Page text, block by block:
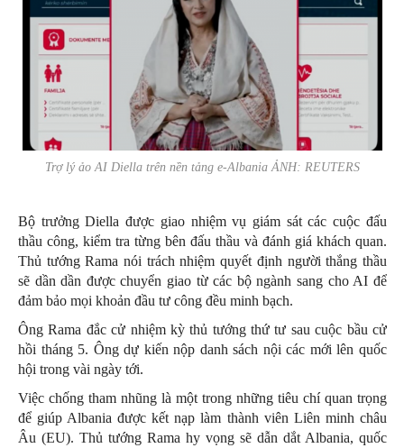
Trợ lý ảo AI Diella trên nền tảng e-Albania ẢNH: REUTERS
Bộ trưởng Diella được giao nhiệm vụ giám sát các cuộc đấu
thầu công, kiểm tra từng bên đấu thầu và đánh giá khách quan.
Thủ tướng Rama nói trách nhiệm quyết định người thắng thầu
sẽ dần dần được chuyển giao từ các bộ ngành sang cho AI để
đảm bảo mọi khoản đầu tư công đều minh bạch.
Ông Rama đắc cử nhiệm kỳ thủ tướng thứ tư sau cuộc bầu cử
hồi tháng 5. Ông dự kiến nộp danh sách nội các mới lên quốc
hội trong vài ngày tới.
Việc chống tham nhũng là một trong những tiêu chí quan trọng
để giúp Albania được kết nạp làm thành viên Liên minh châu
Âu (EU). Thủ tướng Rama hy vọng sẽ dẫn dắt Albania, quốc